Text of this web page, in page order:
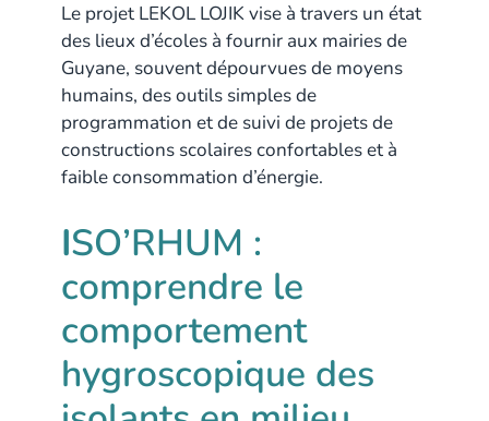
Le projet LEKOL LOJIK vise à travers un état
des lieux d’écoles à fournir aux mairies de
Guyane, souvent dépourvues de moyens
humains, des outils simples de
programmation et de suivi de projets de
constructions scolaires confortables et à
faible consommation d’énergie.
ISO’RHUM :
comprendre le
comportement
hygroscopique des